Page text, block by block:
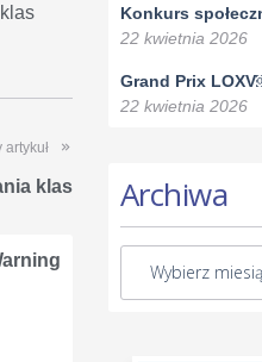
artykuł
klas
Konkurs
22 kwietnia 2026
Grand Prix
22 kwietnia 2026
Archiwa